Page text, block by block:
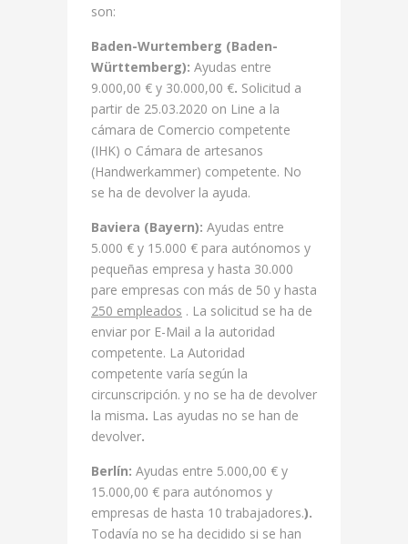
son:
Baden-Wurtemberg (Baden-
Württemberg): Ayudas entre
9.000,00 € y 30.000,00 €. Solicitud a
partir de 25.03.2020 on Line a la
cámara de Comercio competente
(IHK) o Cámara de artesanos
(Handwerkammer) competente. No
se ha de devolver la ayuda.
Baviera (Bayern): Ayudas entre
5.000 € y 15.000 € para autónomos y
pequeñas empresa y hasta 30.000
pare empresas con más de 50 y hasta
250 empleados . La solicitud se ha de
enviar por E-Mail a la autoridad
competente. La Autoridad
competente varía según la
circunscripción. y no se ha de devolver
la misma. Las ayudas no se han de
devolver.
Berlín: Ayudas entre 5.000,00 € y
15.000,00 € para autónomos y
empresas de hasta 10 trabajadores.).
Todavía no se ha decidido si se han